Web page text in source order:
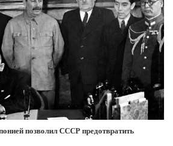
позволил СССР предотвратить